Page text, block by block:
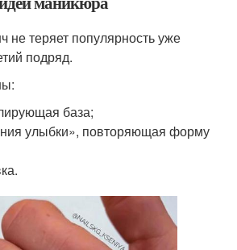
не теряет популярность уже
подряд.
база;
улыбки», повторяющая форму